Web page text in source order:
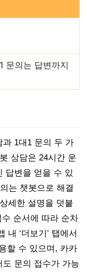
문의는 답변까지
1대1 문의 두 가
상담은 24시간 운
답변을 얻을 수 있
는 챗봇으로 해결
세한 설명을 덧붙
순서에 따라 순차
내 ‘더보기’ 탭에서
할 수 있으며, 카카
문의 접수가 가능